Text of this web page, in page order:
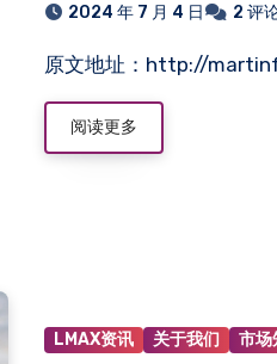
2024 年 7 月 4 日 2 评
原文地址：http://
阅读更多
LMAX资讯 关于我们 市场